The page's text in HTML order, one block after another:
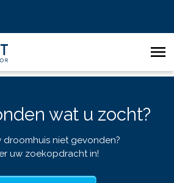
wat u zocht?
droomhuis niet gevonden?
uw zoekopdracht in!